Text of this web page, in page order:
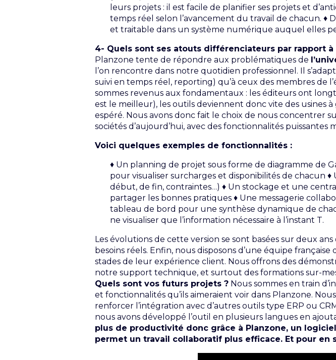
leurs projets : il est facile de planifier ses projets et
temps réel selon l’avancement du travail de chacun. ♦
et traitable dans un système numérique auquel elles
4- Quels sont ses atouts différenciateurs par rapport
Planzone tente de répondre aux problématiques de
l’on rencontre dans notre quotidien professionnel. Il
suivi en temps réel, reporting) qu’à ceux des membres de
sommes revenus aux fondamentaux : les éditeurs ont
est le meilleur), les outils deviennent donc vite des usines
espéré. Nous avons donc fait le choix de nous concentrer
sociétés d’aujourd’hui, avec des fonctionnalités puissantes
Voici quelques exemples de fonctionnalités :
♦ Un planning de projet sous forme de diagramme de
pour visualiser surcharges et disponibilités de chacun
début, de fin, contraintes…) ♦ Un stockage et une
partager les bonnes pratiques ♦ Une messagerie
tableau de bord pour une synthèse dynamique de
ne visualiser que l’information nécessaire à l’instant T.
Les évolutions de cette version se sont basées sur deux
besoins réels. Enfin, nous disposons d’une équipe
stades de leur expérience client. Nous offrons des
notre support technique, et surtout des formations sur-
Quels sont vos futurs projets ? Nous sommes en train
et fonctionnalités qu’ils aimeraient voir dans Planzone.
renforcer l’intégration avec d’autres outils type ERP ou
nous avons développé l’outil en plusieurs langues en
plus de productivité donc grâce à Planzone, un
permet un travail collaboratif plus efficace. Et pour en